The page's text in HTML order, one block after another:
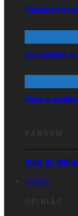
Procura
Sabe quantos
Quais os
GUIA DE
OPINIÃO